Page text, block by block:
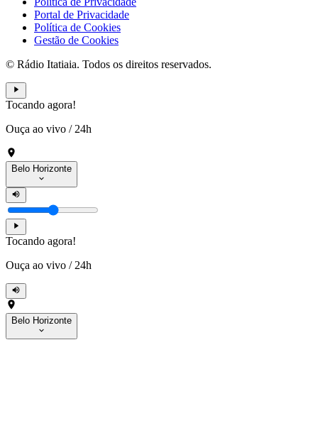
Portal de Privacidade
Política de Cookies
Gestão de Cookies
© Rádio Itatiaia. Todos os direitos reservados.
Tocando agora!
Ouça ao vivo / 24h
Belo Horizonte
Tocando agora!
Ouça ao vivo / 24h
Belo Horizonte